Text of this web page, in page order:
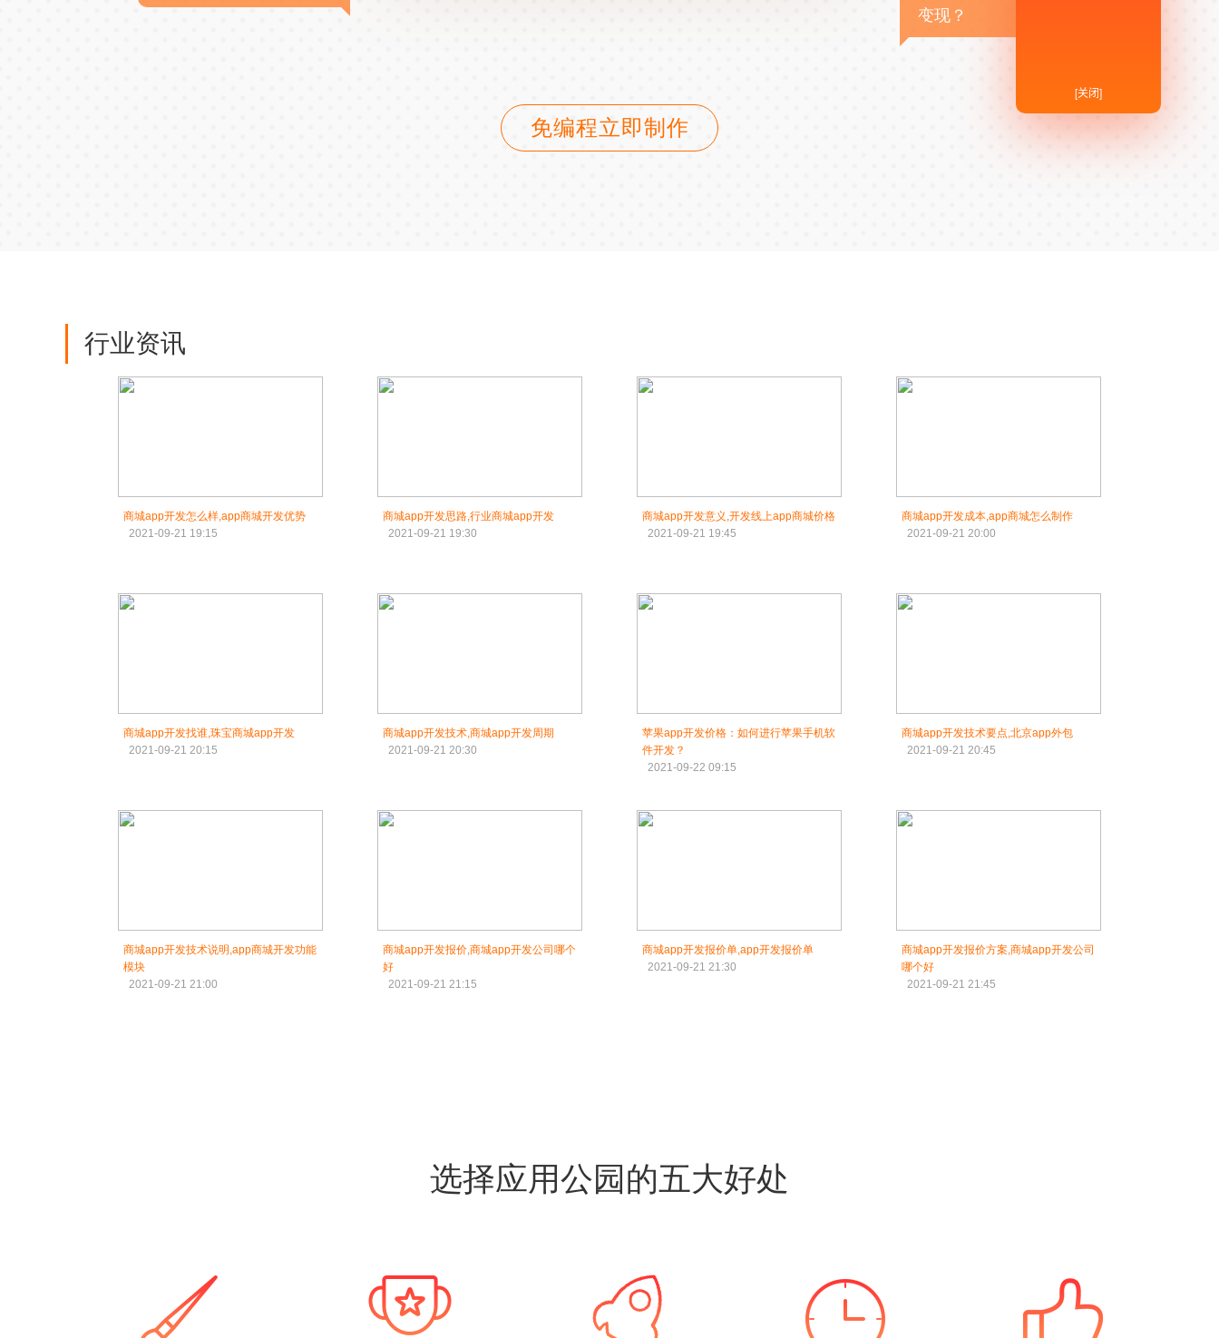
变现？
免编程立即制作
行业资讯
商城app开发怎么样,app商城开发优势
2021-09-21 19:15
商城app开发思路,行业商城app开发
2021-09-21 19:30
商城app开发意义,开发线上app商城价格
2021-09-21 19:45
商城app开发成本,app商城怎么制作
2021-09-21 20:00
商城app开发找谁,珠宝商城app开发
2021-09-21 20:15
商城app开发技术,商城app开发周期
2021-09-21 20:30
苹果app开发价格：如何进行苹果手机软
件开发？
2021-09-22 09:15
商城app开发技术要点,北京app外包
2021-09-21 20:45
商城app开发技术说明,app商城开发功能
模块
2021-09-21 21:00
商城app开发报价,商城app开发公司哪个
好
2021-09-21 21:15
商城app开发报价单,app开发报价单
2021-09-21 21:30
商城app开发报价方案,商城app开发公司
哪个好
2021-09-21 21:45
选择应用公园的五大好处
[关闭]